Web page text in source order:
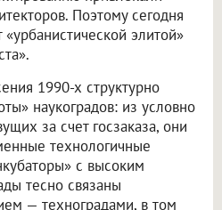
Поэтому сегодня
элитой»
1990-х структурно
наукоградов: из условно
за счет госзаказа, они
технологичные
с высоким
тесно связаны
— техноградами, в том